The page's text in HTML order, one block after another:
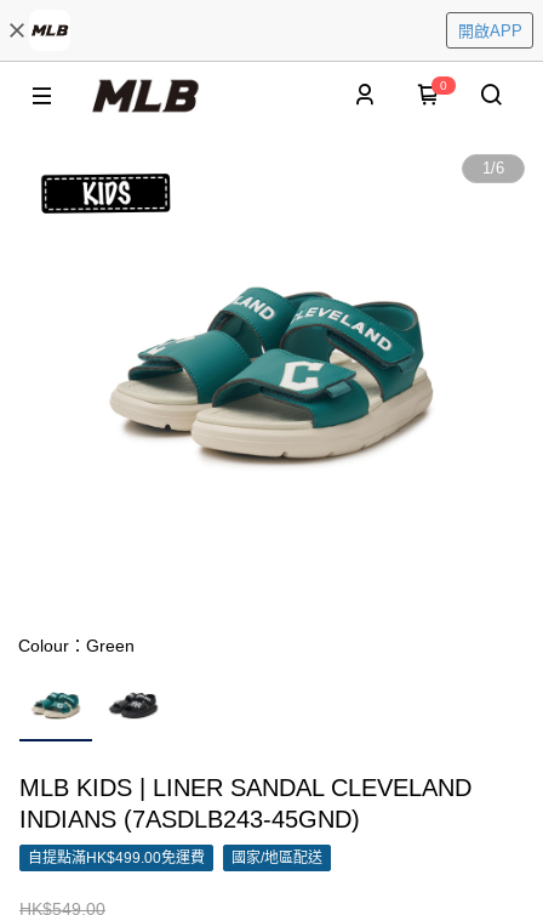
開啟APP
0
1/6
Colour：Green
MLB KIDS | LINER SANDAL CLEVELAND
INDIANS (7ASDLB243-45GND)
自提點滿HK$499.00免運費 國家/地區配送
HK$549.00